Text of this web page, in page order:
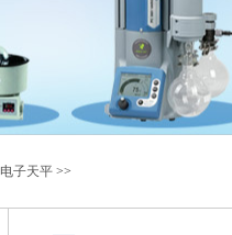
电子天平 >>